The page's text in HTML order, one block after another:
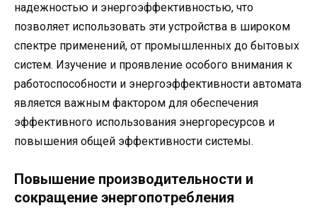
надежностью и энергоэффективностью, что
позволяет использовать эти устройства в широком
спектре применений, от промышленных до бытовых
систем. Изучение и проявление особого внимания к
работоспособности и энергоэффективности автомата
является важным фактором для обеспечения
эффективного использования энергоресурсов и
повышения общей эффективности системы.
Повышение производительности и
сокращение энергопотребления